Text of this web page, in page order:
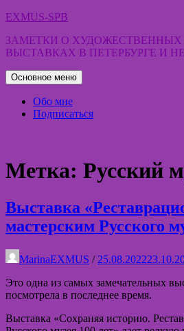
Перейти
содержимому
EXMUS-SPB
ЗАМЕТКИ О ХУДОЖЕСТВЕННЫХ
ВЫСТАВКАХ В ПЕТЕРБУРГЕ И
Основное меню
Обо мне
Подписаться
Метка: Русский
Выставка
мастерским Русского
MarinaEXMUS / 25.08.2022
Это одна из самых замечательных
посмотрела в последнее время.
Выставка «Сохраняя историю.